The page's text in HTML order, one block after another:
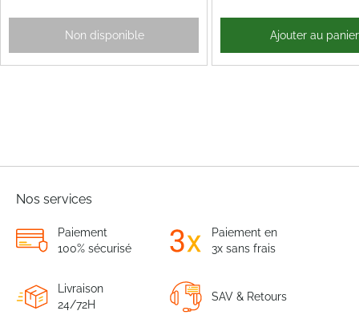
Non disponible Ajouter au panier
Nos services
Paiement
100% sécurisé
Paiement en
3x sans frais
Livraison
24/72H
SAV & Retours